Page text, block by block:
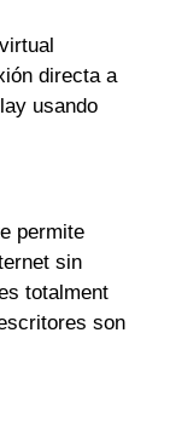
directa a
usando
permite
sin
totalment
son